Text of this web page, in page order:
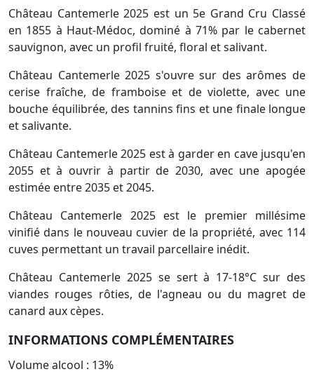
Château Cantemerle 2025 est un 5e Grand Cru Classé
en 1855 à Haut-Médoc, dominé à 71% par le cabernet
sauvignon, avec un profil fruité, floral et salivant.
Château Cantemerle 2025 s'ouvre sur des arômes de
cerise fraîche, de framboise et de violette, avec une
bouche équilibrée, des tannins fins et une finale longue
et salivante.
Château Cantemerle 2025 est à garder en cave jusqu'en
2055 et à ouvrir à partir de 2030, avec une apogée
estimée entre 2035 et 2045.
Château Cantemerle 2025 est le premier millésime
vinifié dans le nouveau cuvier de la propriété, avec 114
cuves permettant un travail parcellaire inédit.
Château Cantemerle 2025 se sert à 17-18°C sur des
viandes rouges rôties, de l'agneau ou du magret de
canard aux cèpes.
INFORMATIONS COMPLÉMENTAIRES
Volume alcool : 13%